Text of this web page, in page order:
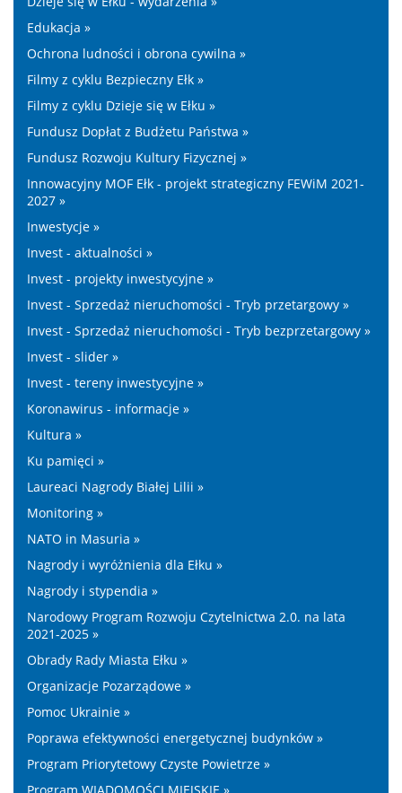
Edukacja »
Ochrona ludności i obrona cywilna »
Filmy z cyklu Bezpieczny Ełk »
Filmy z cyklu Dzieje się w Ełku »
Fundusz Dopłat z Budżetu Państwa »
Fundusz Rozwoju Kultury Fizycznej »
Innowacyjny MOF Ełk - projekt strategiczny FEWiM 2021-
2027 »
Inwestycje »
Invest - aktualności »
Invest - projekty inwestycyjne »
Invest - Sprzedaż nieruchomości - Tryb przetargowy »
Invest - Sprzedaż nieruchomości - Tryb bezprzetargowy »
Invest - slider »
Invest - tereny inwestycyjne »
Koronawirus - informacje »
Kultura »
Ku pamięci »
Laureaci Nagrody Białej Lilii »
Monitoring »
NATO in Masuria »
Nagrody i wyróżnienia dla Ełku »
Nagrody i stypendia »
Narodowy Program Rozwoju Czytelnictwa 2.0. na lata
2021-2025 »
Obrady Rady Miasta Ełku »
Organizacje Pozarządowe »
Pomoc Ukrainie »
Poprawa efektywności energetycznej budynków »
Program Priorytetowy Czyste Powietrze »